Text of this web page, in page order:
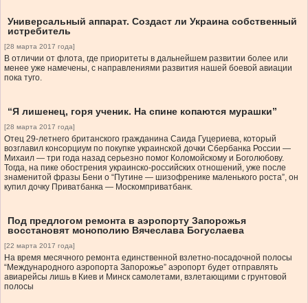
Универсальный аппарат. Создаст ли Украина собственный
истребитель
[28 марта 2017 года]
В отличии от флота, где приоритеты в дальнейшем развитии более или
менее уже намечены, с направлениями развития нашей боевой авиации
пока туго.
“Я лишенец, горя ученик. На спине копаются мурашки”
[28 марта 2017 года]
Отец 29-летнего британского гражданина Саида Гуцериева, который
возглавил консорциум по покупке украинской дочки Сбербанка России —
Михаил — три года назад серьезно помог Коломойскому и Боголюбову.
Тогда, на пике обострения украинско-российских отношений, уже после
знаменитой фразы Бени о “Путине — шизофренике маленького роста”, он
купил дочку Приватбанка — Москомприватбанк.
Под предлогом ремонта в аэропорту Запорожья
восстановят монополию Вячеслава Богуслаева
[22 марта 2017 года]
На время месячного ремонта единственной взлетно-посадочной полосы
“Международного аэропорта Запорожье” аэропорт будет отправлять
авиарейсы лишь в Киев и Минск самолетами, взлетающими с грунтовой
полосы